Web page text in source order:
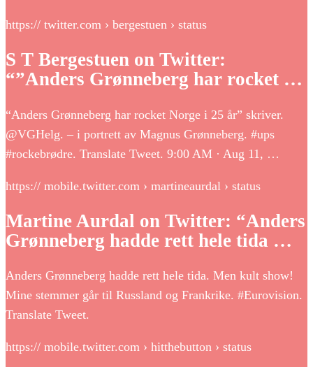
https:// twitter.com › bergestuen › status
S T Bergestuen on Twitter:
“”Anders Grønneberg har rocket …
“Anders Grønneberg har rocket Norge i 25 år” skriver.
@VGHelg. – i portrett av Magnus Grønneberg. #ups
#rockebrødre. Translate Tweet. 9:00 AM · Aug 11, …
https:// mobile.twitter.com › martineaurdal › status
Martine Aurdal on Twitter: “Anders
Grønneberg hadde rett hele tida …
Anders Grønneberg hadde rett hele tida. Men kult show!
Mine stemmer går til Russland og Frankrike. #Eurovision.
Translate Tweet.
https:// mobile.twitter.com › hitthebutton › status